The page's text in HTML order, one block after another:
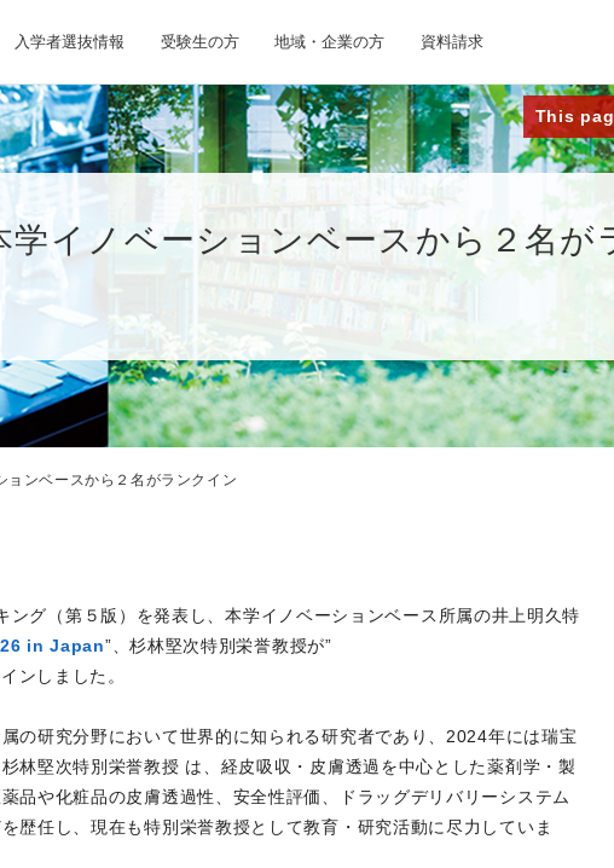
入学者選抜情報 受験生の方 地域・企業の方 資料請求
This
イノベーションベースから２名が
ョンベースから２名がランクイン
ング（第５版）を発表し、本学イノベーションベース所属の井上明久特
in Japan”、杉林堅次特別栄誉教授が”
ンしました。
の研究分野において世界的に知られる研究者であり、2024年には瑞宝
林堅次特別栄誉教授 は、経皮吸収・皮膚透過を中心とした薬剤学・製
品や化粧品の皮膚透過性、安全性評価、ドラッグデリバリーシステム
歴任し、現在も特別栄誉教授として教育・研究活動に尽力していま